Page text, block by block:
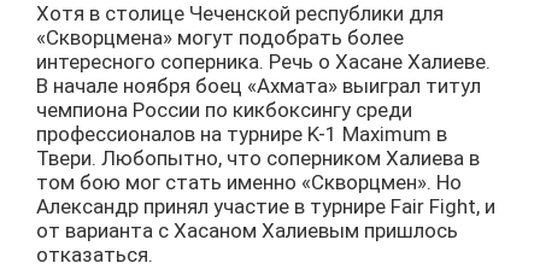
Хотя в столице Чеченской республики для
«Скворцмена» могут подобрать более
интересного соперника. Речь о Хасане Халиеве.
В начале ноября боец «Ахмата» выиграл титул
чемпиона России по кикбоксингу среди
профессионалов на турнире K-1 Maximum в
Твери. Любопытно, что соперником Халиева в
том бою мог стать именно «Скворцмен». Но
Александр принял участие в турнире Fair Fight, и
от варианта с Хасаном Халиевым пришлось
отказаться.